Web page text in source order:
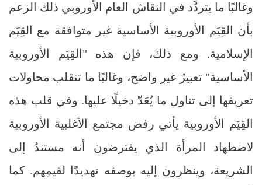
وغالبًا ما يتردَّد في النقاش العام الأوروبي ذلك الزعم
بأن القِيَم الأوروبية الأساسية غير متوافقة مع القِيَم
الإسلامية. ومع ذلك، فإن هذه "القِيَم الأوروبية
الأساسية" تعبيرٌ غير واضح، وغالبًا ما تنقلب محاولات
تعريفها إلى تناول ما يُعَدّ دخيلًا عليها. وفي قلب هذه
القِيَم الأوروبية يأتي رفض مجتمع الأغلبية الأوروبية
لاضطهاد المرأة الذي يفترضون أنه مستندٌ إلى
الشريعة، وينظرون إليه بوصفه تهديدًا لقيمِهم. كما